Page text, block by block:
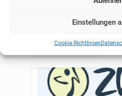
Einstellungen
Cookie Richtlinien
Mehr erfahren